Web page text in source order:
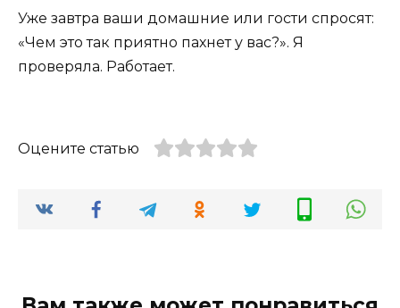
Уже завтра ваши домашние или гости спросят:
«Чем это так приятно пахнет у вас?». Я
проверяла. Работает.
Оцените статью